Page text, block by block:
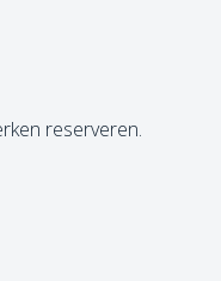
reserveren.